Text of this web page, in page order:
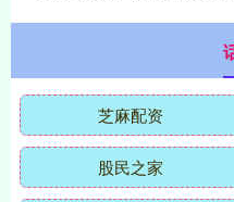
芝麻配资
股民之家